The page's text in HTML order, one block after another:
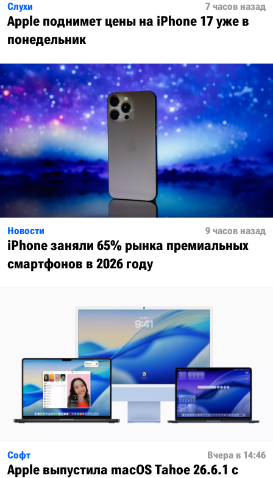
Слухи 7 часов назад
Apple поднимет цены на iPhone 17 уже в
понедельник
Новости 9 часов назад
iPhone заняли 65% рынка премиальных
смартфонов в 2026 году
Софт Вчера в 14:46
Apple выпустила macOS Tahoe 26.6.1 с